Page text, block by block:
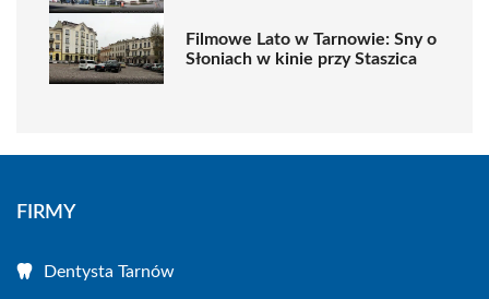
Filmowe Lato w Tarnowie: Sny o
Słoniach w kinie przy Staszica
FIRMY
Dentysta Tarnów